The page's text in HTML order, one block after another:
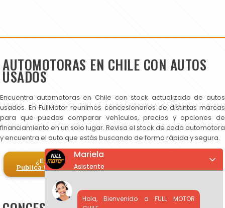
AUTOMOTORAS EN CHILE CON AUTOS
USADOS
Encuentra automotoras en Chile con stock actualizado de autos
usados. En FullMotor reunimos concesionarios de distintas marcas
para que puedas comparar vehículos, precios y opciones de
financiamiento en un solo lugar. Revisa el stock de cada automotora
y encuentra el auto que estás buscando de forma rápida y segura.
¿Eres automotora?
Publica tus autos en FullMotor
Mariela
Asistente
Hola, Bienvenido a FULL MOTOR